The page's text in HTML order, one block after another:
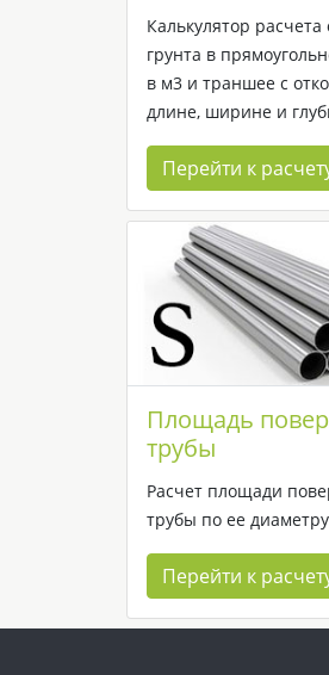
Калькулятор
грунта в
в м3 и траншее с
длине, ширине и
Перейти к
Площадь
трубы
Расчет площади
трубы по ее
Перейти к